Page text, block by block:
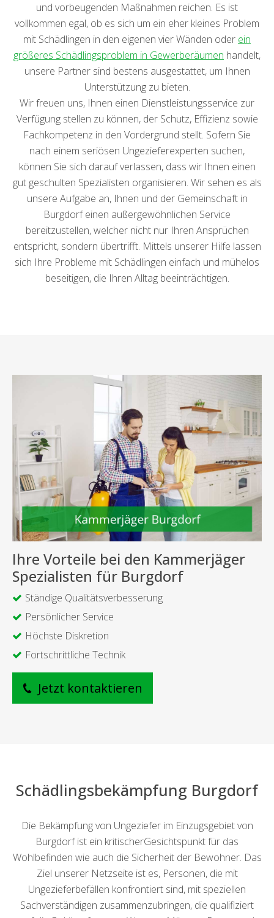
und vorbeugenden Maßnahmen reichen. Es ist
vollkommen egal, ob es sich um ein eher kleines Problem
mit Schädlingen in den eigenen vier Wänden oder ein
größeres Schädlingsproblem in Gewerberäumen handelt,
unsere Partner sind bestens ausgestattet, um Ihnen
Unterstützung zu bieten.
Wir freuen uns, Ihnen einen Dienstleistungsservice zur
Verfügung stellen zu können, der Schutz, Effizienz sowie
Fachkompetenz in den Vordergrund stellt. Sofern Sie
nach einem seriösen Ungezieferexperten suchen,
können Sie sich darauf verlassen, dass wir Ihnen einen
gut geschulten Spezialisten organisieren. Wir sehen es als
unsere Aufgabe an, Ihnen und der Gemeinschaft in
Burgdorf einen außergewöhnlichen Service
bereitzustellen, welcher nicht nur Ihren Ansprüchen
entspricht, sondern übertrifft. Mittels unserer Hilfe lassen
sich Ihre Probleme mit Schädlingen einfach und mühelos
beseitigen, die Ihren Alltag beeinträchtigen.
Ihre Vorteile bei den Kammerjäger
Spezialisten für Burgdorf
Ständige Qualitätsverbesserung
Persönlicher Service
Höchste Diskretion
Fortschrittliche Technik
Jetzt kontaktieren
Schädlingsbekämpfung Burgdorf
Die Bekämpfung von Ungeziefer im Einzugsgebiet von
Burgdorf ist ein kritischerGesichtspunkt für das
Wohlbefinden wie auch die Sicherheit der Bewohner. Das
Ziel unserer Netzseite ist es, Personen, die mit
Ungezieferbefällen konfrontiert sind, mit speziellen
Sachverständigen zusammenzubringen, die qualifiziert